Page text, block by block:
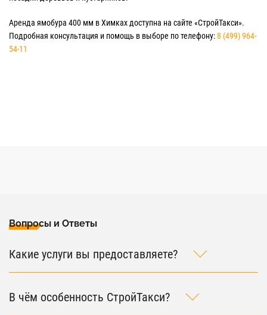
Аренда ямобура 400 мм в Химках доступна на сайте «СтройТакси».
Подробная консультация и помощь в выборе по телефону:8 (499) 964-
54-11
Вопросы и Ответы
Какие услуги вы предоставляете?
В чём особенность СтройТакси?